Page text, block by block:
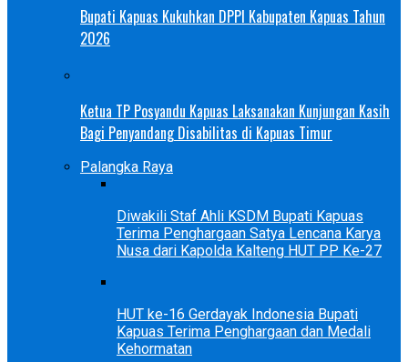
Bupati Kapuas Kukuhkan DPPI Kabupaten Kapuas Tahun
2026
Ketua TP Posyandu Kapuas Laksanakan Kunjungan Kasih
Bagi Penyandang Disabilitas di Kapuas Timur
Palangka Raya
Diwakili Staf Ahli KSDM Bupati Kapuas
Terima Penghargaan Satya Lencana Karya
Nusa dari Kapolda Kalteng HUT PP Ke-27
HUT ke-16 Gerdayak Indonesia Bupati
Kapuas Terima Penghargaan dan Medali
Kehormatan